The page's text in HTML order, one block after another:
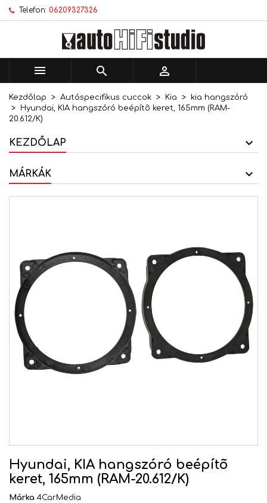
Telefon: 06209327326
  
Kezdőlap Autóspecifikus cuccok Kia
kia hangszóró
Hyundai, KIA hangszóró beépítõ keret, 165mm (RAM-
20.612/K)
KEZDŐLAP
MÁRKÁK
Hyundai, KIA hangszóró beépítõ
keret, 165mm (RAM-20.612/K)
Márka 4CarMedia
Kívánságlistáim ×
Új lista létrehozása
Kívánságlista létrehozása ×
Kívánságlista neve
Bejelentkezés ×
történő mentéséhez.
Mégsem Bejelentkezés